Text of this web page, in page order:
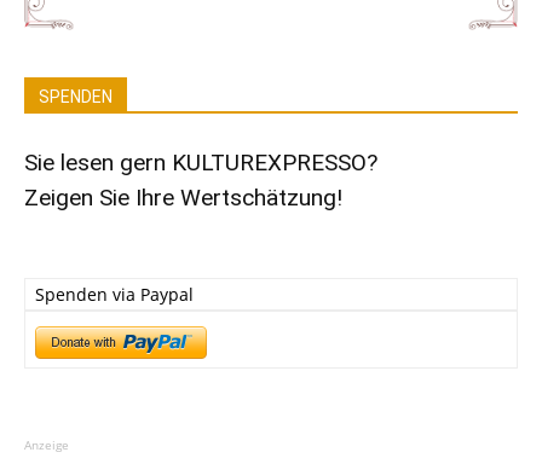
SPENDEN
Sie lesen gern KULTUREXPRESSO?
Zeigen Sie Ihre Wertschätzung!
Spenden via Paypal
Anzeige